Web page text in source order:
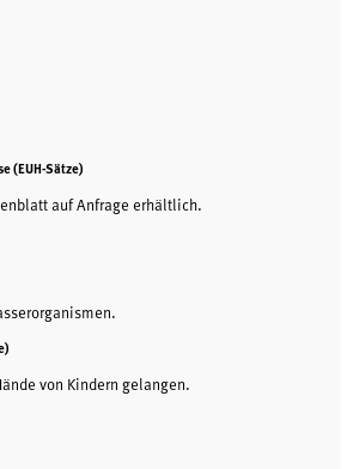
(EUH-Sätze)
auf Anfrage erhältlich.
von Kindern gelangen.